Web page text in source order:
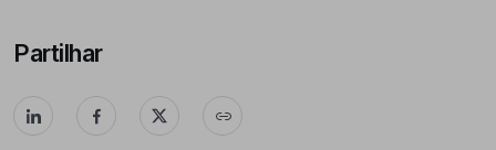
Partilhar